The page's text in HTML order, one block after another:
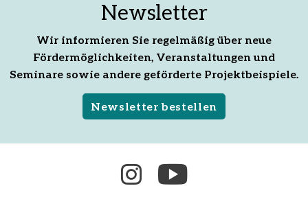
Newsletter
Wir informieren Sie regelmäßig über neue
Fördermöglichkeiten, Veranstaltungen und
Seminare sowie andere geförderte Projektbeispiele.
Newsletter bestellen